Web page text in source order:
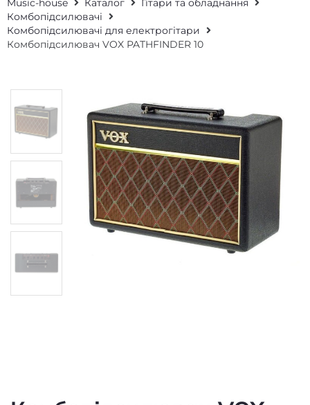
Комбопідсилювачі для електрогітари
Комбопідсилювач VOX PATHFINDER 10